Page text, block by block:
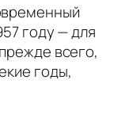
году — для
всего,
годы,